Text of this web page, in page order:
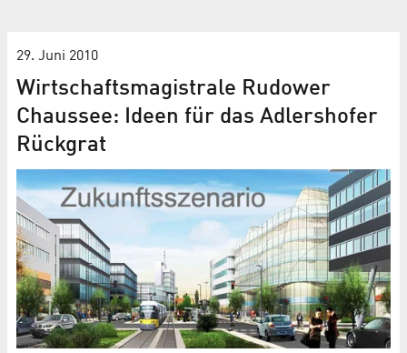
29. Juni 2010
Wirtschaftsmagistrale Rudower
Chaussee: Ideen für das Adlershofer
Rückgrat